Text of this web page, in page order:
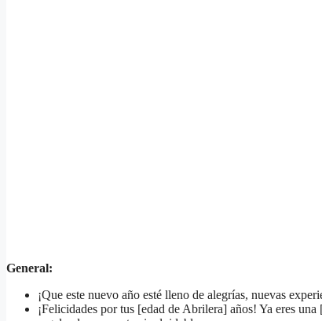
General:
¡Que este nuevo año esté lleno de alegrías, nuevas
¡Felicidades por tus [edad de Abrilera] años! Ya eres